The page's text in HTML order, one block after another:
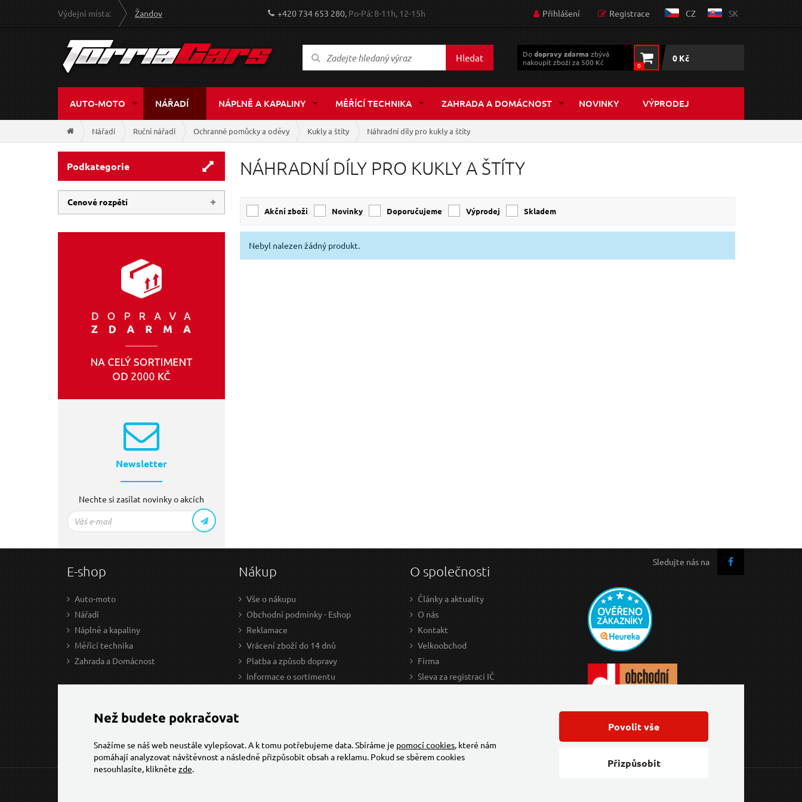
Výdejní místa: Žandov +420 734 653 280,Po-Pá: 8-11h, 12-15h Přihlášení Registrace CZ SK
Hledat Dodopravy zdarma zbývá
nakoupit zboží za 500 Kč
0
0 Kč
AUTO-MOTO NÁŘADÍ NÁPLNĚ A KAPALINY MĚŘÍCÍ TECHNIKA ZAHRADA A DOMÁCNOST NOVINKY VÝPRODEJ
Nářadí Ruční nářadí Ochranné pomůcky a oděvy Kukly a štíty Náhradní díly pro kukly a štíty
Podkategorie
Cenové rozpětí
109 Kč 769 Kč
Newsletter
Nechte si zasílat novinky o akcích
NÁHRADNÍ DÍLY PRO KUKLY A ŠTÍTY
Akční zboží Novinky Doporučujeme Výprodej skladem
Nebyl nalezen žádný produkt.
Sledujte nás na
E-shop
Auto-moto
Nářadí
Náplně a kapaliny
Měřící technika
Zahrada a Domácnost
Nákup
Vše o nákupu
Obchodní podmínky - Eshop
Reklamace
Vrácení zboží do 14 dnů
Platba a způsob dopravy
Informace o sortimentu
O společnosti
Články a aktuality
O nás
Kontakt
Velkoobchod
Firma
Sleva za registraci IČ
Než budete pokračovat
Snažíme se náš web neustále vylepšovat. A k tomu potřebujeme data. Sbíráme je pomocí cookies, které nám
pomáhají analyzovat návštěvnost a následně přizpůsobit obsah a reklamu. Pokud se sběrem cookies
nesouhlasíte, klikněte zde. Přizpůsobit
Povolit vše